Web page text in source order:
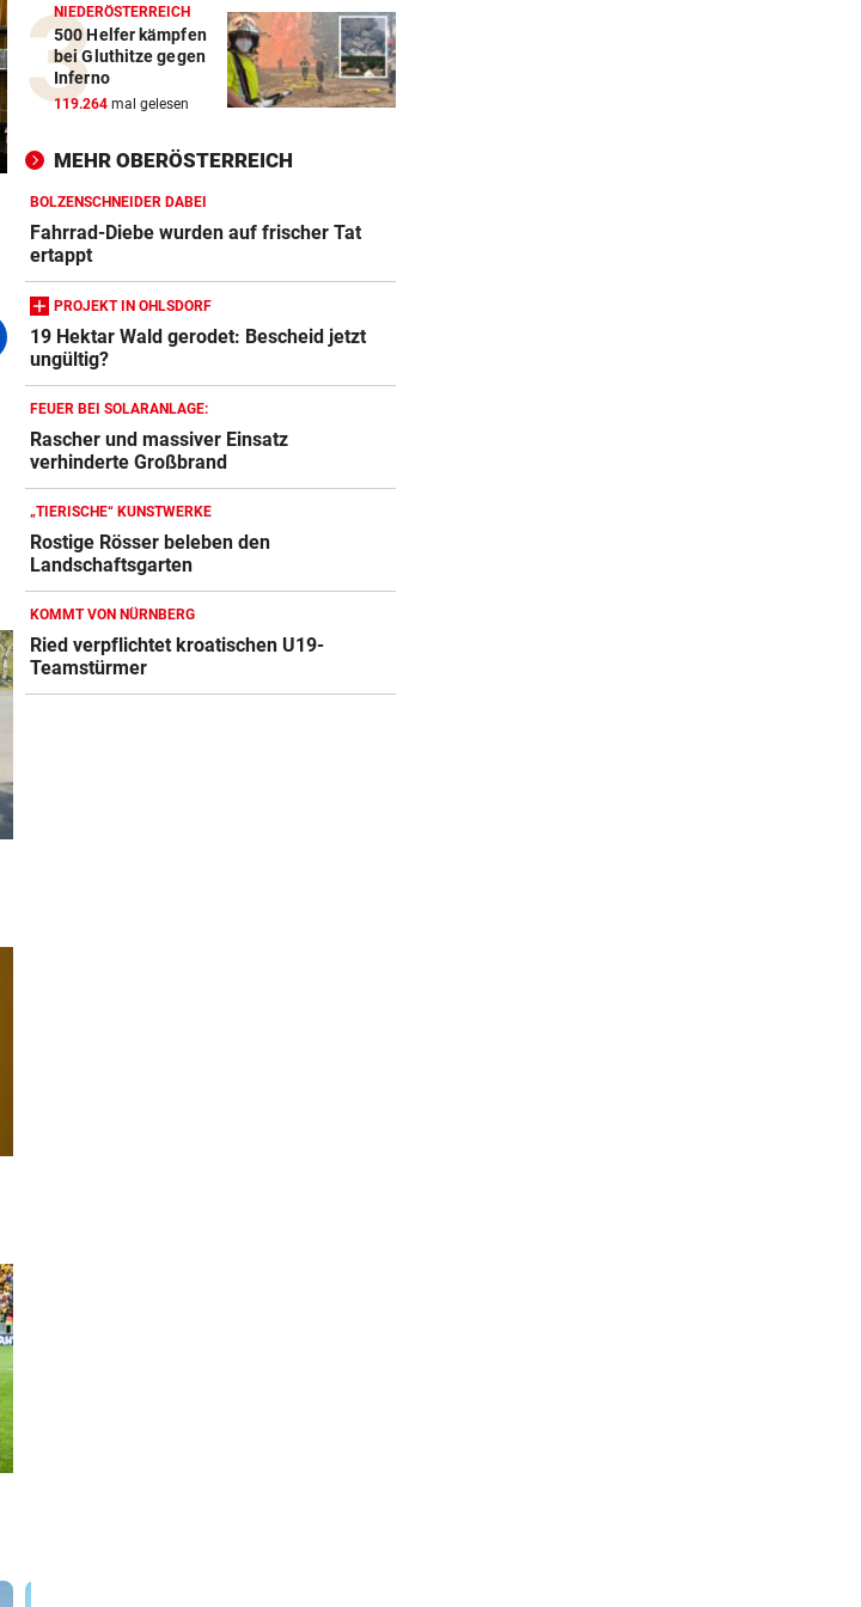
NIEDERÖSTERREICH
500 Helfer kämpfen
bei Gluthitze gegen
Inferno
119.264 mal gelesen
MEHR OBERÖSTERREICH
BOLZENSCHNEIDER DABEI
Fahrrad-Diebe wurden auf frischer Tat
ertappt
PROJEKT IN OHLSDORF
19 Hektar Wald gerodet: Bescheid jetzt
ungültig?
FEUER BEI SOLARANLAGE:
Rascher und massiver Einsatz
verhinderte Großbrand
„TIERISCHE“ KUNSTWERKE
Rostige Rösser beleben den
Landschaftsgarten
KOMMT VON NÜRNBERG
Ried verpflichtet kroatischen U19-
Teamstürmer